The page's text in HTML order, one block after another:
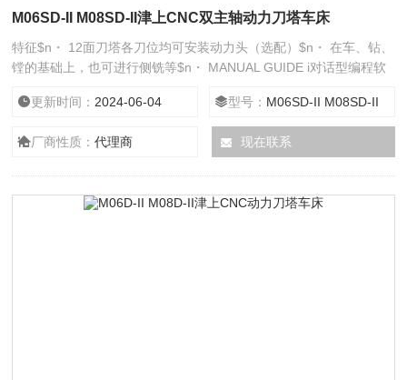
M06SD-II M08SD-II津上CNC双主轴动力刀塔车床
特征$n・ 12面刀塔各刀位均可安装动力头（选配）$n・ 在车、钻、
镗的基础上，也可进行侧铣等$n・ MANUAL GUIDE i对话型编程软
更新时间： 2024-06-04 型号： M06SD-II M08SD-II
厂商性质：代理商 现在联系